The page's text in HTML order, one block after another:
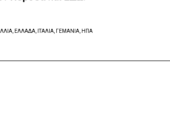
ΕΛΛΑΔΑ, ΙΤΑΛΙΑ, ΓΕΜΑΝΙΑ, ΗΠΑ